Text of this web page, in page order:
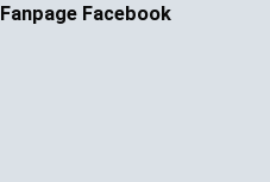
Fanpage Facebook